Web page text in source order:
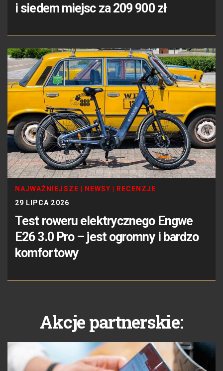
i siedem miejsc za 209 900 zł
NAJWAŻNIEJSZE NEWSY
RECENZJE
29 LIPCA 2026
Test roweru elektrycznego Engwe
E26 3.0 Pro – jest ogromny i bardzo
komfortowy
Akcje partnerskie: